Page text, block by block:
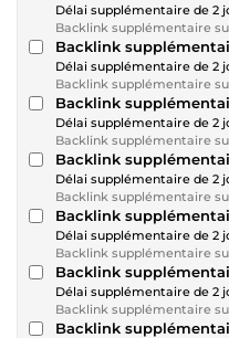
Délai supplémentaire de 2
Backlink supplémentaire
Backlink
Délai supplémentaire de 2
Backlink supplémentaire
Backlink
Délai supplémentaire de 2
Backlink supplémentaire
Backlink
Délai supplémentaire de 2
Backlink supplémentaire
Backlink
Délai supplémentaire de 2
Backlink supplémentaire
Backlink
Délai supplémentaire de 2
Backlink supplémentaire
Backlink